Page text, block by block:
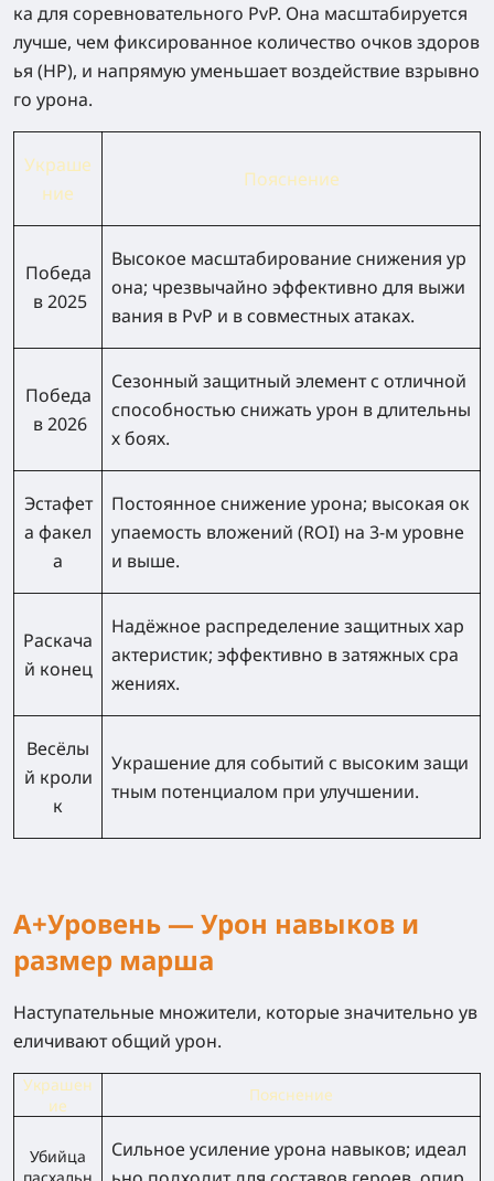
ка для соревновательного PvP. Она масштабируется
лучше, чем фиксированное количество очков здоров
ья (HP), и напрямую уменьшает воздействие взрывно
го урона.
Украше
ние
Пояснение
Победа
в 2025
Высокое масштабирование снижения ур
она; чрезвычайно эффективно для выжи
вания в PvP и в совместных атаках.
Победа
в 2026
Сезонный защитный элемент с отличной
способностью снижать урон в длительны
х боях.
Эстафет
а факел
а
Постоянное снижение урона; высокая ок
упаемость вложений (ROI) на 3‑м уровне
и выше.
Раскача
й конец
Надёжное распределение защитных хар
актеристик; эффективно в затяжных сра
жениях.
Весёлы
й кроли
к
Украшение для событий с высоким защи
тным потенциалом при улучшении.
A+Уровень — Урон навыков и
размер марша
Наступательные множители, которые значительно ув
еличивают общий урон.
Украшен
ие
Пояснение
Убийца
Сильное усиление урона навыков; идеал